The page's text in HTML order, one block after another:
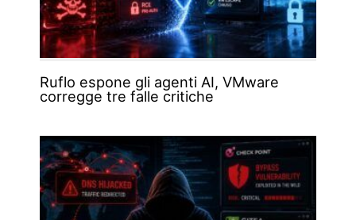
Ruflo espone gli agenti AI, VMware
corregge tre falle critiche